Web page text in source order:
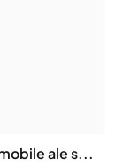
ale s...